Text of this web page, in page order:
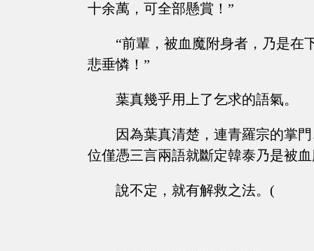
十余萬，可全部懸賞！”
“前輩，被血魔附身者，乃是在
悲垂憐！”
葉真幾乎用上了乞求的語氣。
因為葉真清楚，連青羅宗的掌
位僅憑三言兩語就斷定韓泰乃是被
說不定，就有解救之法。(